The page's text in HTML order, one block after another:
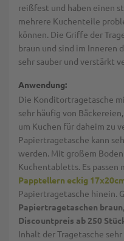
reißfest und haben einen
mehrere Kuchenteile
können. Die Griffe der
braun und sind im Inneren
sehr sauber und verstärkt
Anwendung:
Die Konditortragetasche
sehr häufig von
um Kuchen für daheim zu
Papiertragetasche kann
werden. Mit großem
Kuchentabletts. Es passen
Papptellern eckig
Papiertragetasche hinein.
Papiertragetaschen braun
Discountpreis ab 250
Inhalt der Tragetasche